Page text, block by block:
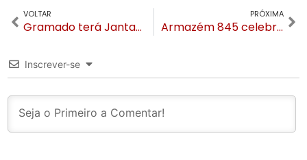
VOLTAR
Gramado terá Jantar às Cegas de novembro a janeiro na Cristais de Gramado
PRÓXIMA
Armazém 845 celebra 10 anos em Gramado
Inscrever-se